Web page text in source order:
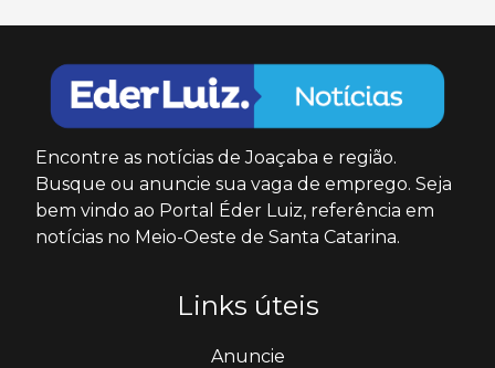
Encontre as notícias de Joaçaba e região.
Busque ou anuncie sua vaga de emprego. Seja
bem vindo ao Portal Éder Luiz, referência em
notícias no Meio-Oeste de Santa Catarina.
Links úteis
Anuncie